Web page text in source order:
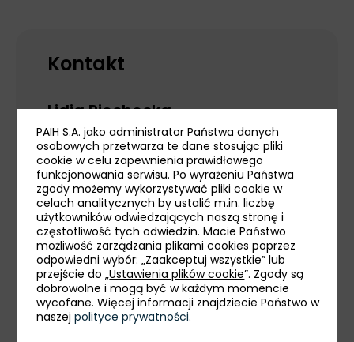
Kontakt
Lidia Piechocka
+48 600 400 816
lidia.piechocka@paih.gov.pl
Informacje z regionu
Wydarzenia
PAIH S.A. jako administrator Państwa danych
osobowych przetwarza te dane stosując pliki
cookie w celu zapewnienia prawidłowego
funkcjonowania serwisu. Po wyrażeniu Państwa
zgody możemy wykorzystywać pliki cookie w
celach analitycznych by ustalić m.in. liczbę
użytkowników odwiedzających naszą stronę i
częstotliwość tych odwiedzin. Macie Państwo
możliwość zarządzania plikami cookies poprzez
odpowiedni wybór: „Zaakceptuj wszystkie” lub
przejście do „Ustawienia plików cookie”. Zgody są
dobrowolne i mogą być w każdym momencie
wycofane. Więcej informacji znajdziecie Państwo w
naszejpolityce prywatności.